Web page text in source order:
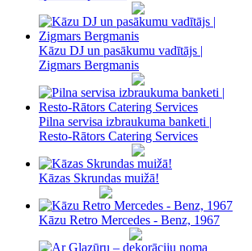
Kāzu DJ un pasākumu vadītājs |
Zigmars Bergmanis
Pilna servisa izbraukuma banketi |
Resto-Rātors Catering Services
Kāzas Skrundas muižā!
Kāzu Retro Mercedes - Benz, 1967